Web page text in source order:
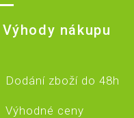
Výhody nákupu
Dodání zboží do 48h
Výhodné ceny